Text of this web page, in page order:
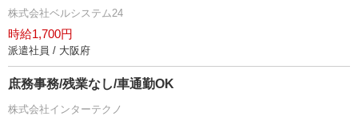
株式会社ベルシステム24
時給1,700円
派遣社員 / 大阪府
庶務事務/残業なし/車通勤OK
株式会社インターテクノ